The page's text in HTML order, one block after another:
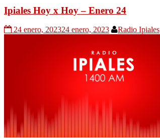
Ipiales Hoy x Hoy – Enero 24
24 enero, 202324 enero, 2023 Radio Ipiales